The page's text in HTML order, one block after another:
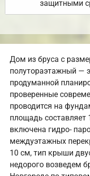
защитными
Дом из бруса с
полутораэтажный —
продуманной
проверенные
проводится на
площадь составляет
включена гидро-
междуэтажных
10 см, тип крыши
недорого возведем